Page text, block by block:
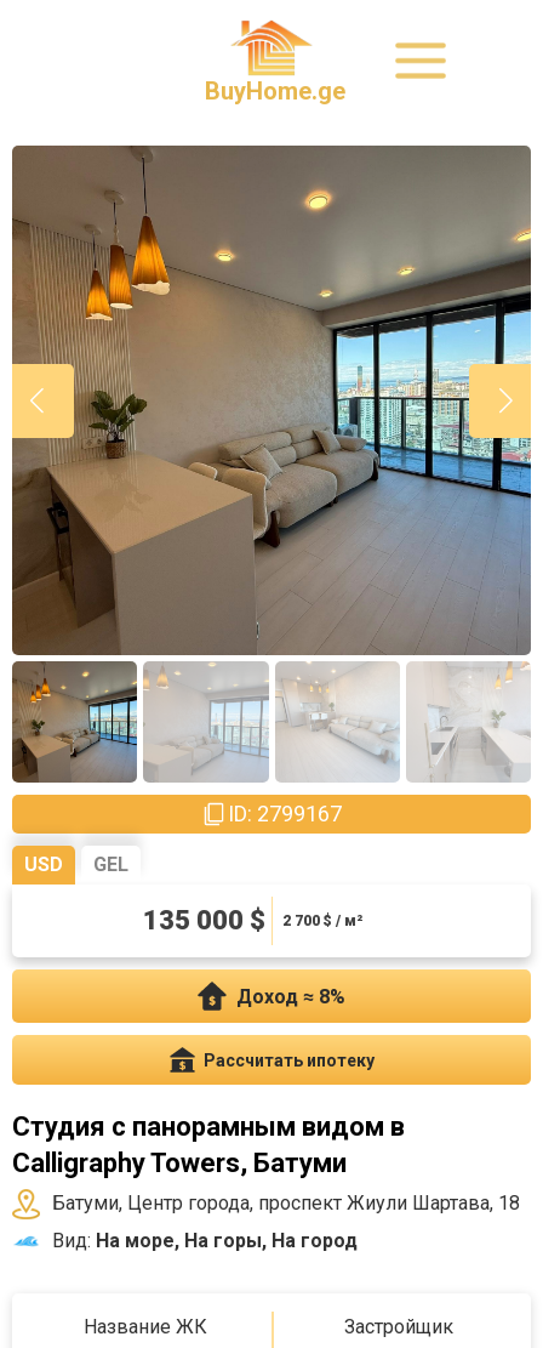
BuyHome.ge
ID: 2799167
USD GEL
135 000 $ 2 700 $ / м²
364500 ₾ 7290 ₾ / м²
Доход ≈ 8%
Рассчитать ипотеку
Студия с панорамным видом в
Calligraphy Towers, Батуми
Батуми, Центр города, проспект Жиули Шартава, 18
Вид: На море, На горы, На город
Название ЖК
Застройщик